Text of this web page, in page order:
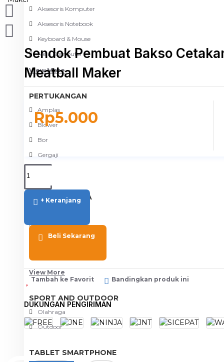
Aksesoris Komputer
Aksesoris Notebook
Keyboard & Mouse
Meja Komputer
View More
PERTUKANGAN
Amplas
Blower
Bor
Gergaji
RUMAH TANGGA
Colokan Listrik
Digital Door Lock
View More
SPORT AND OUTDOOR
Olahraga
Outdoor
TABLET SMARTPHONE
Sendok Pembuat Bakso
Meatball Maker
Rp5.000
+ Keranjang
Beli Sekarang
Tambah ke Favorit Bandingkan produk ini
DUKUNGAN PENGIRIMAN